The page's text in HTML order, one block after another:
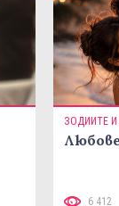
ЗОДИИТЕ И
6 412